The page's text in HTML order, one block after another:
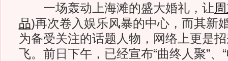
一场轰动上海滩的盛大婚礼，让
品)再次卷入娱乐风暴的中心，而其新
为备受关注的话题人物，网络上更是
飞。前日下午，已经宣布“曲终人聚”、